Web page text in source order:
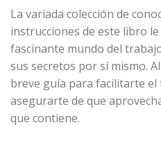
La variada colección de
instrucciones de este libro
fascinante mundo del
sus secretos por sí mismo.
breve guía para facilitarte
asegurarte de que
que contiene.